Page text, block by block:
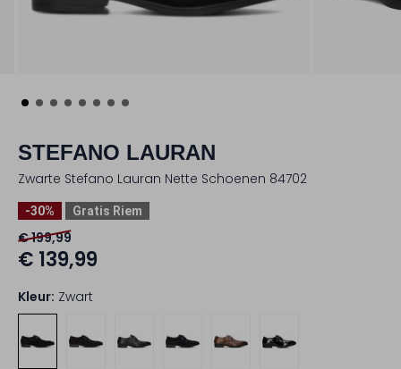
STEFANO LAURAN
Zwarte Stefano Lauran Nette Schoenen 84702
-30% Gratis Riem
€ 199,99
€ 139,99
Kleur: Zwart